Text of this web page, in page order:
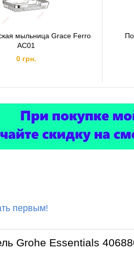
мыльница Grace Ferro
AC01
0 грн.
первым!
Grohe Essentials